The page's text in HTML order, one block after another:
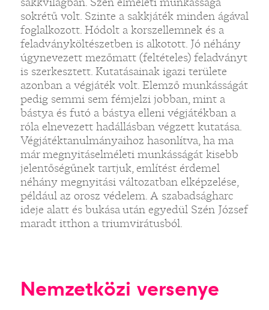
sokrétű volt. Szinte a sakkjáték minden ágával
foglalkozott. Hódolt a korszellemnek és a
feladványköltészetben is alkotott. Jó néhány
úgynevezett mezőmatt (feltételes) feladványt
is szerkesztett. Kutatásainak igazi területe
azonban a végjáték volt. Elemző munkásságát
pedig semmi sem fémjelzi jobban, mint a
bástya és futó a bástya elleni végjátékban a
róla elnevezett hadállásban végzett kutatása.
Végjátéktanulmányaihoz hasonlítva, ha ma
már megnyitáselméleti munkásságát kisebb
jelentőségűnek tartjuk, említést érdemel
néhány megnyitási változatban elképzelése,
például az orosz védelem. A szabadságharc
ideje alatt és bukása után egyedül Szén József
maradt itthon a triumvirátusból.
Nemzetközi versenye